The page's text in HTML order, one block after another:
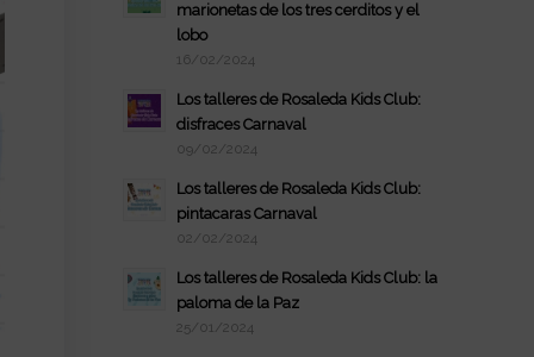
marionetas de los tres cerditos y el
lobo
16/02/2024
Los talleres de Rosaleda Kids Club:
disfraces Carnaval
09/02/2024
Los talleres de Rosaleda Kids Club:
pintacaras Carnaval
02/02/2024
Los talleres de Rosaleda Kids Club: la
paloma de la Paz
25/01/2024